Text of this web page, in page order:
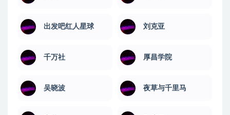
出发吧红人星球 刘克亚
千万社 厚昌学院
吴晓波 夜草与千里马